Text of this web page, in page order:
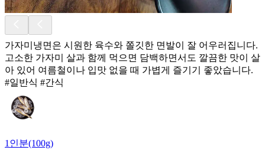
가자미냉면은 시원한 육수와 쫄깃한 면발이 잘 어우러집니다.
고소한 가자미 살과 함께 먹으면 담백하면서도 깔끔한 맛이 살
아 있어 여름철이나 입맛 없을 때 가볍게 즐기기 좋았습니다.
#일반식 #간식
1인분(100g)